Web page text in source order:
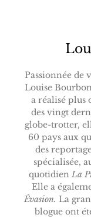
Passionnée de
Louise
a réalisé plus
des vingt
globe-trotter,
60 pays aux
des
spécialisée,
quotidien La
Elle a
Évasion. La
blogue ont